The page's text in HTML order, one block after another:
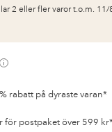
2 eller fler varor t.o.m.
rabatt på dyraste varan*
för postpaket över 599